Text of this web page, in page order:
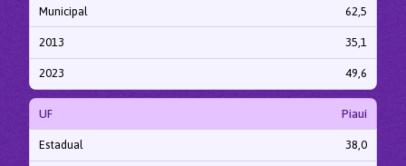
Municipal 62,5
2013 35,1
2023 49,6
UF Piauí
Estadual 38,0